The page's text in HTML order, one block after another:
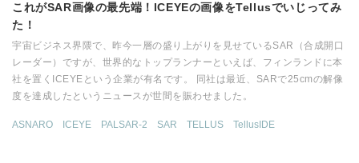
これがSAR画像の最先端！ICEYEの画像をTellusでいじってみ
た！
宇宙ビジネス界隈で、昨今一層の盛り上がりを見せているSAR（合成開口
レーダー）ですが、世界的なトップランナーといえば、フィンランドに本
社を置くICEYEという企業が有名です。 同社は最近、SARで25cmの解像
度を達成したというニュースが世間を賑わせました。
ASNARO ICEYE PALSAR-2 SAR TELLUS TellusIDE